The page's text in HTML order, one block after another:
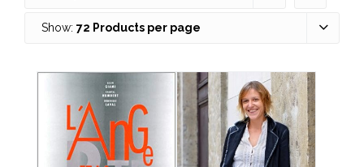
Show: 72 Products per page